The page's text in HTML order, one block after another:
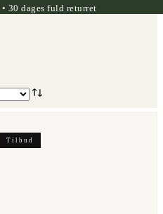
30 dages fuld returret
Tilbud